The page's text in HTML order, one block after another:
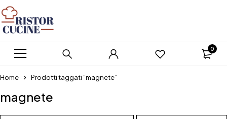
0
Home Prodotti taggati “magnete”
magnete